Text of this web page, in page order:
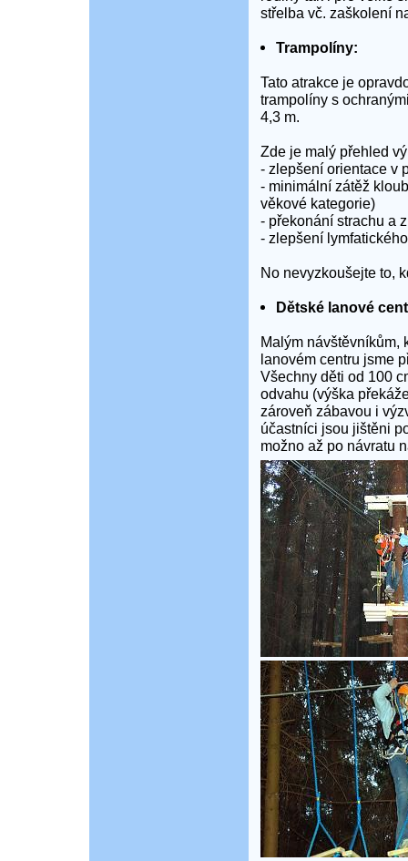
střelba vč. zaškolení
Trampolíny:
Tato atrakce je
trampolíny s
4,3 m.
Zde je malý přehled
- zlepšení orientace v
- minimální zátěž
věkové kategorie)
- překonání strachu a
- zlepšení
No nevyzkoušejte to,
Dětské lanové
Malým návštěvníkům,
lanovém centru jsme
Všechny děti od 100
odvahu (výška
zároveň zábavou i
účastníci jsou jištěni
možno až po návratu